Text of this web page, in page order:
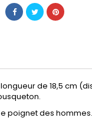
de 18,5 cm
poignet des hommes.